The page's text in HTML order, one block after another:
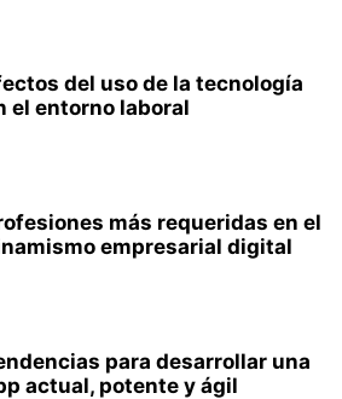
del uso de la tecnología
el entorno laboral
más requeridas en el
empresarial digital
para desarrollar una
actual, potente y ágil